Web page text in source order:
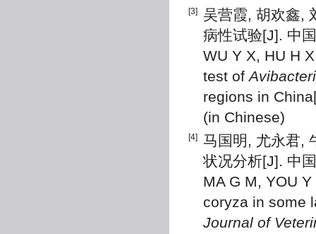
[3]
吴营霞, 胡欢鑫,
病性试验[J]. 中
WU Y X, HU H
test of
regions in
(in Chinese)
[4]
马国明, 尤永君,
状况分析[J]. 中
MA G M, YOU
coryza in some
Journal of